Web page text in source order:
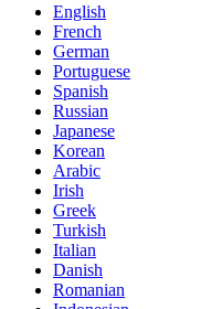
English
French
German
Portuguese
Spanish
Russian
Japanese
Korean
Arabic
Irish
Greek
Turkish
Italian
Danish
Romanian